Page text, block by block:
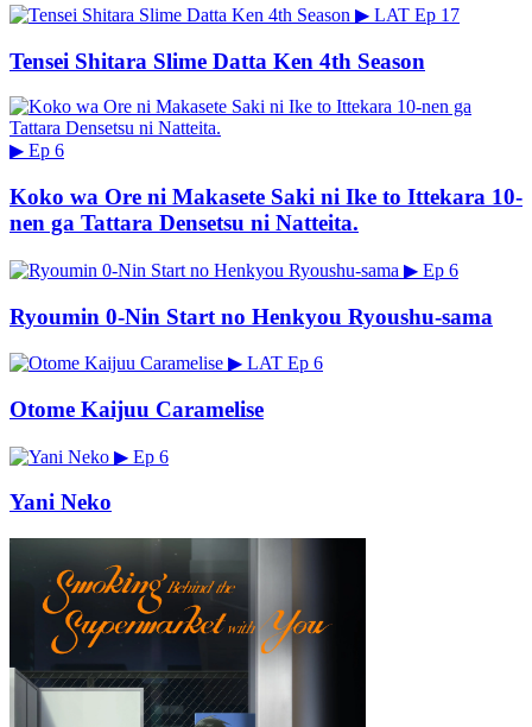
▶ LAT Ep 17
Tensei Shitara Slime Datta Ken 4th Season
▶ Ep 6
Koko wa Ore ni Makasete Saki ni Ike to Ittekara 10-
nen ga Tattara Densetsu ni Natteita.
▶ Ep 6
Ryoumin 0-Nin Start no Henkyou Ryoushu-sama
▶ LAT Ep 6
Otome Kaijuu Caramelise
▶ Ep 6
Yani Neko